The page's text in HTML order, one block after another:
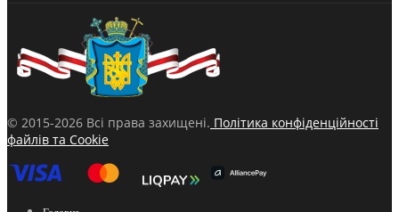
© 2015-2026 Всі права захищені. Політика конфіденційності
файлів та Cookie